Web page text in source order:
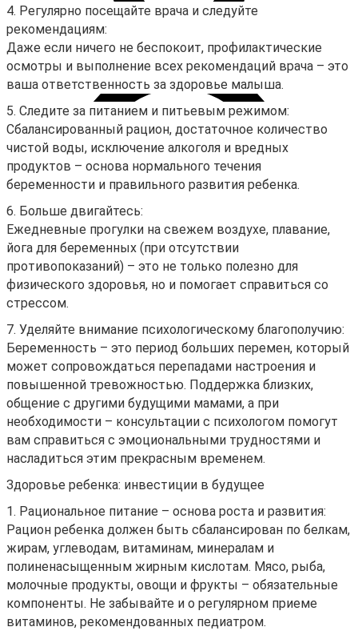
Личный кабинет
Управляйте объявлениями, отслеживайте
публикации и получайте сообщения
Войти или зарегистрироваться
4. Регулярно посещайте врача и следуйте
рекомендациям:
Даже если ничего не беспокоит, профилактические
осмотры и выполнение всех рекомендаций врача – это
ваша ответственность за здоровье малыша.
5. Следите за питанием и питьевым режимом:
Сбалансированный рацион, достаточное количество
чистой воды, исключение алкоголя и вредных
продуктов – основа нормального течения
беременности и правильного развития ребенка.
6. Больше двигайтесь:
Ежедневные прогулки на свежем воздухе, плавание,
йога для беременных (при отсутствии
противопоказаний) – это не только полезно для
физического здоровья, но и помогает справиться со
стрессом.
7. Уделяйте внимание психологическому благополучию:
Беременность – это период больших перемен, который
может сопровождаться перепадами настроения и
повышенной тревожностью. Поддержка близких,
общение с другими будущими мамами, а при
необходимости – консультации с психологом помогут
вам справиться с эмоциональными трудностями и
насладиться этим прекрасным временем.
Здоровье ребенка: инвестиции в будущее
1. Рациональное питание – основа роста и развития:
Рацион ребенка должен быть сбалансирован по белкам,
жирам, углеводам, витаминам, минералам и
полиненасыщенным жирным кислотам. Мясо, рыба,
молочные продукты, овощи и фрукты – обязательные
компоненты. Не забывайте и о регулярном приеме
витаминов, рекомендованных педиатром.